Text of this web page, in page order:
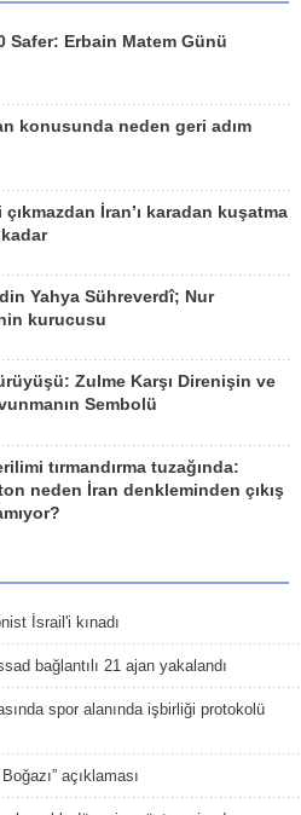
Safer: Erbain Matem Günü
konusunda neden geri adım
İran’ı karadan kuşatma
Yahya Sühreverdî; Nur
kurucusu
Zulme Karşı Direnişin ve
Sembolü
tırmandırma tuzağında:
neden İran denkleminden çıkış
İsrail'i kınadı
bağlantılı 21 ajan yakalandı
spor alanında işbirliği protokolü
açıklaması